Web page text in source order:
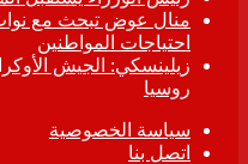
منال عوض تبحث مع نواب
احتياجات المواطنين
زيلينسكي: الجيش
روسيا
سياسة الخصوصية
اتصل بنا